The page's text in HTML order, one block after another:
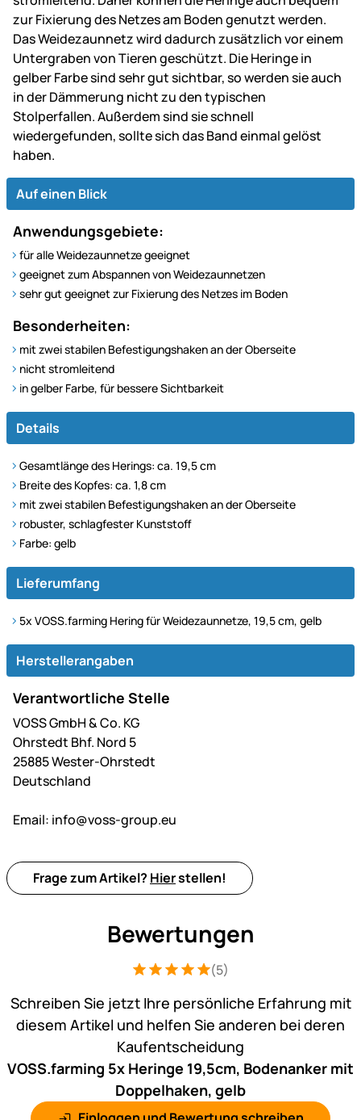
zur Fixierung des Netzes am Boden genutzt werden.
Das Weidezaunnetz wird dadurch zusätzlich vor einem
Untergraben von Tieren geschützt. Die Heringe in
gelber Farbe sind sehr gut sichtbar, so werden sie auch
in der Dämmerung nicht zu den typischen
Stolperfallen. Außerdem sind sie schnell
wiedergefunden, sollte sich das Band einmal gelöst
haben.
Auf einen Blick
Anwendungsgebiete:
für alle Weidezaunnetze geeignet
geeignet zum Abspannen von Weidezaunnetzen
sehr gut geeignet zur Fixierung des Netzes im Boden
Besonderheiten:
mit zwei stabilen Befestigungshaken an der Oberseite
nicht stromleitend
in gelber Farbe, für bessere Sichtbarkeit
Details
Gesamtlänge des Herings: ca. 19,5 cm
Breite des Kopfes: ca. 1,8 cm
mit zwei stabilen Befestigungshaken an der Oberseite
robuster, schlagfester Kunststoff
Farbe: gelb
Lieferumfang
5x VOSS.farming Hering für Weidezaunnetze, 19,5 cm, gelb
Herstellerangaben
Verantwortliche Stelle
VOSS GmbH & Co. KG
Ohrstedt Bhf. Nord 5
25885 Wester-Ohrstedt
Deutschland
Email: info@voss-group.eu
Frage zum Artikel? Hierstellen!
Bewertungen
Bewertung: 5 von 5 (5 Bewertungen)
5 Bewertungen
(5)
Schreiben Sie jetzt Ihre persönliche Erfahrung mit
diesem Artikel und helfen Sie anderen bei deren
Kaufentscheidung
VOSS.farming 5x Heringe 19,5cm, Bodenanker mit
Doppelhaken, gelb